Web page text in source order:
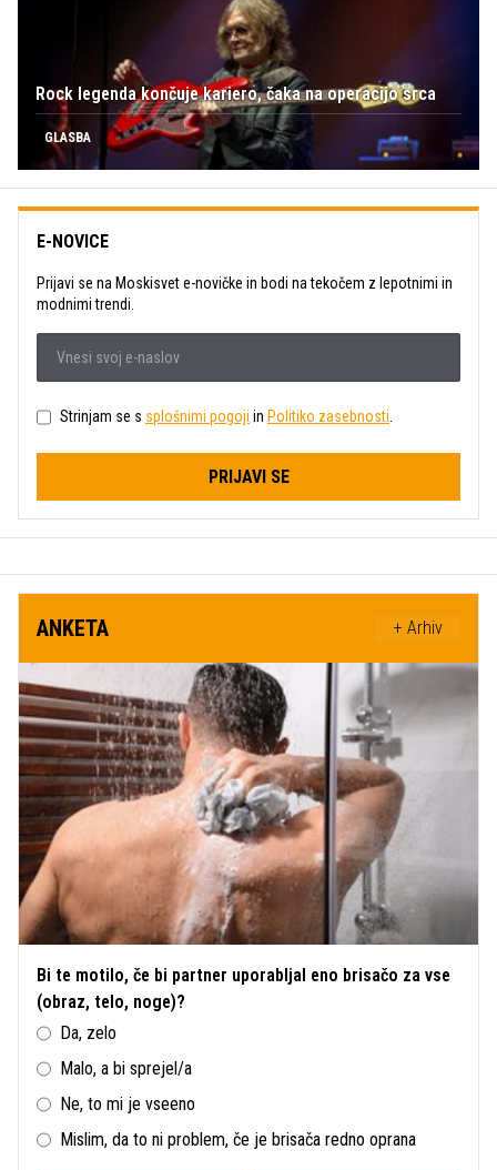
Rock legenda končuje kariero, čaka na operacijo srca
GLASBA
E-NOVICE
Prijavi se na Moskisvet e-novičke in bodi na tekočem z lepotnimi in
modnimi trendi.
Strinjam se s splošnimi pogoji in Politiko zasebnosti.
PRIJAVI SE
ANKETA + Arhiv
Bi te motilo, če bi partner uporabljal eno brisačo za vse
(obraz, telo, noge)?
Da, zelo
Malo, a bi sprejel/a
Ne, to mi je vseeno
Mislim, da to ni problem, če je brisača redno oprana